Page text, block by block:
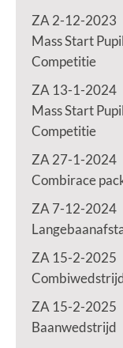
ZA 2-12-2023
Mass Start
Competitie
ZA 13-1-2024
Mass Start
Competitie
ZA 27-1-2024
Combirace
ZA 7-12-2024
ZA 15-2-2025
ZA 15-2-2025
Baanwedstrijd